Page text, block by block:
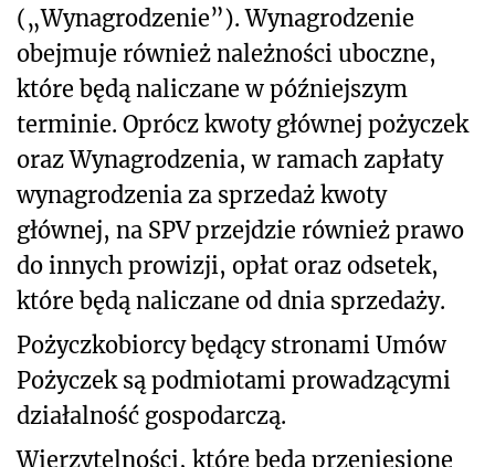
(„Wynagrodzenie”). Wynagrodzenie
obejmuje również należności uboczne,
które będą naliczane w późniejszym
terminie. Oprócz kwoty głównej pożyczek
oraz Wynagrodzenia, w ramach zapłaty
wynagrodzenia za sprzedaż kwoty
głównej, na SPV przejdzie również prawo
do innych prowizji, opłat oraz odsetek,
które będą naliczane od dnia sprzedaży.
Pożyczkobiorcy będący stronami Umów
Pożyczek są podmiotami prowadzącymi
działalność gospodarczą.
Wierzytelności, które będą przeniesione